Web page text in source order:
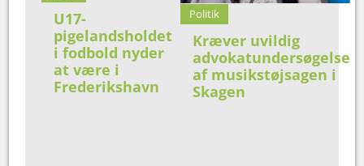
U17-
pigelandsholdet
i fodbold nyder
at være i
Frederikshavn
Politik
Kræver uvildig
advokatundersøgelse
af musikstøjsagen i
Skagen